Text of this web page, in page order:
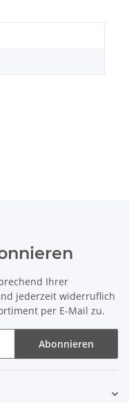
Ihrer
jederzeit widerruflich
per E-Mail zu.
Abonnieren